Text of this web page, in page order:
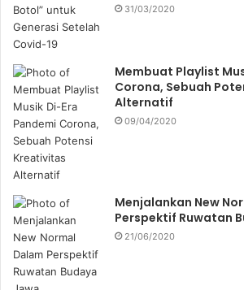
31/03/2020
Membuat Playlist
Corona, Sebuah
Alternatif
09/04/2020
Menjalankan New
Perspektif Ruwatan
21/06/2020